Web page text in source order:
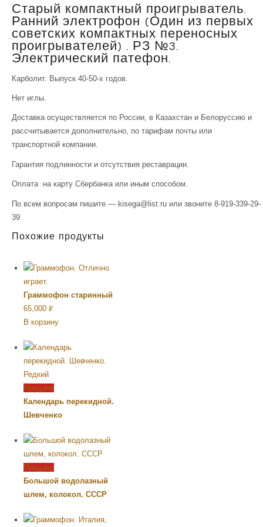
Старый компактный проигрыватель.
Ранний электрофон (Один из первых
советских компактных переносных
проигрывателей) . РЗ №3.
Электрический патефон.
Карболит. Выпуск 40-50-х годов.
Нет иглы.
Доставка осуществляется по России, в Казахстан и Белоруссию и
рассчитывается дополнительно, по тарифам почты или
транспортной компании.
Гарантия подлинности и отсутствия реставрации.
Оплата на карту Сбербанка или иным способом.
По всем вопросам пишите — kisega@list.ru или звоните 8-919-339-29-
39
Похожие продукты
Граммофон старинный
65,000 Р
УБ.
В корзину
Продано
Календарь перекидной.
Шевченко
Продано
Большой водолазный
шлем, колокол. СССР